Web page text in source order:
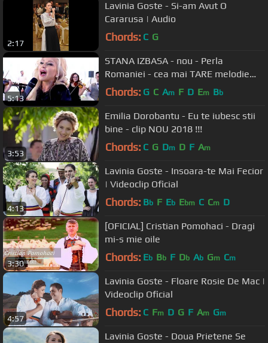
2:17
Lavinia Goste - Si-am Avut O
Cararusa | Audio
Chords: C G
5:13
STANA IZBASA - nou - Perla
Romaniei - cea mai TARE melodie
[oficial hit] 4K
Chords: G C Am F D Em Bb
3:53
Emilia Dorobantu - Eu te iubesc stii
bine - clip NOU 2018 !!!
Chords: C G Dm D F Am
4:13
Lavinia Goste - Insoara-te Mai Fecior
| Videoclip Oficial
Chords: Bb F Eb Ebm C Cm D
3:30
[OFICIAL] Cristian Pomohaci - Dragi
mi-s mie oile
Chords: Eb Bb F Db Ab Gm Cm
4:57
Lavinia Goste - Floare Rosie De Mac |
Videoclip Oficial
Chords: C Fm D G F Am Gm
Lavinia Goste - Doua Prietene Se